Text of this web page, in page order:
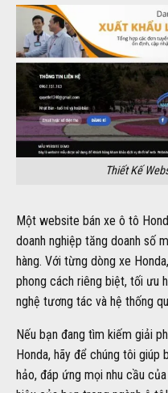
Thiết Kế
Một website bán xe ô tô
doanh nghiệp tăng doanh số
hàng. Với từng dòng xe
phong cách riêng biệt, tối ưu
nghệ tương tác và hệ thống
Nếu bạn đang tìm kiếm giải
Honda, hãy để chúng tôi
hảo, đáp ứng mọi nhu cầu